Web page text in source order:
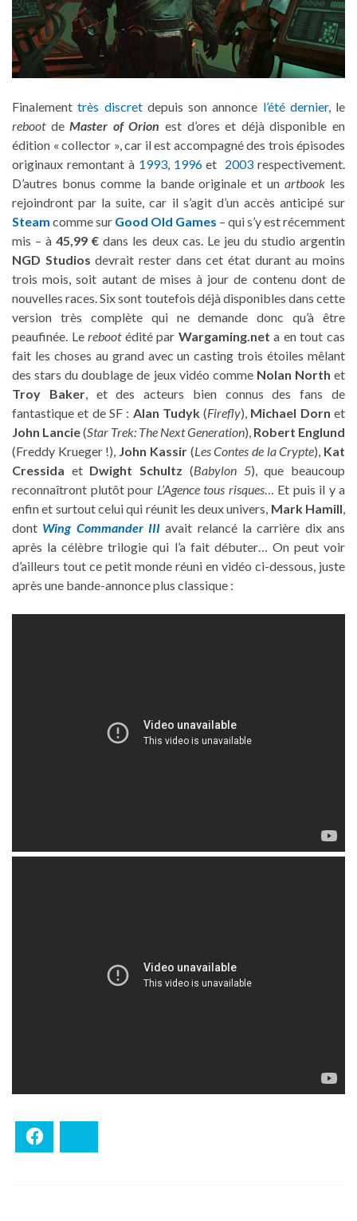
Finalementtrès discretdepuis son annonce l’été dernier, le
rebootdeMaster of Orion est d’ores et déjà disponible en
édition « collector », car il est accompagné des trois épisodes
originaux remontant à 1993, 1996et 2003 respectivement.
D’autres bonus comme la bande originale et unartbook les
rejoindront par la suite, car il s’agit d’un accès anticipé sur
Steam comme sur Good Old Games – qui s’y est récemment
mis – à45,99 € dans les deux cas. Le jeu du studio argentin
NGD Studios devrait rester dans cet état durant au moins
trois mois, soit autant de mises à jour de contenu dont de
nouvelles races. Six sont toutefois déjà disponibles dans cette
version très complète qui ne demande donc qu’à être
peaufinée. Lerebootédité par Wargaming.net a en tout cas
fait les choses au grand avec un casting trois étoiles mêlant
des stars du doublage de jeux vidéo comme Nolan North et
Troy Baker, et des acteurs bien connus des fans de
fantastique et de SF : Alan Tudyk(Firefly), Michael Dorn et
John Lancie(Star Trek: The Next Generation), Robert Englund
(Freddy Krueger !), John Kassir(Les Contes de la Crypte), Kat
Cressida et Dwight Schultz (Babylon 5), que beaucoup
reconnaîtront plutôt pour L’Agence tous risques… Et puis il y a
enfin et surtout celui qui réunit les deux univers, Mark Hamill,
dont Wing Commander III avait relancé la carrière dix ans
après la célèbre trilogie qui l’a fait débuter… On peut voir
d’ailleurs tout ce petit monde réuni en vidéo ci-dessous, juste
après une bande-annonce plus classique :